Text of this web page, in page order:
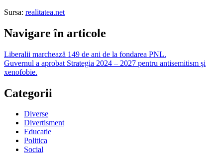
Sursa: realitatea.net
Navigare în articole
Liberalii marchează 149 de ani de la fondarea PNL.
Guvernul a aprobat Strategia 2024 – 2027 pentru antisemitism şi
xenofobie.
Categorii
Diverse
Divertisment
Educatie
Politica
Social